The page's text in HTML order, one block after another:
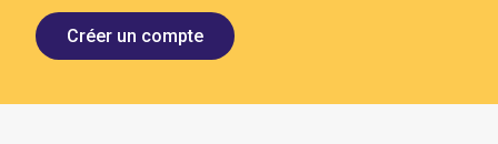
Créer un compte